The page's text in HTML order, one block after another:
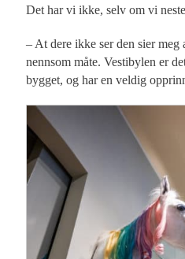
Det har vi ikke, selv om vi
– At dere ikke ser den sier meg
nennsom måte. Vestibylen er
bygget, og har en veldig